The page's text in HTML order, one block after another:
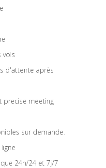
vols
d'attente après
precise meeting
sur demande.
24h/24 et 7j/7